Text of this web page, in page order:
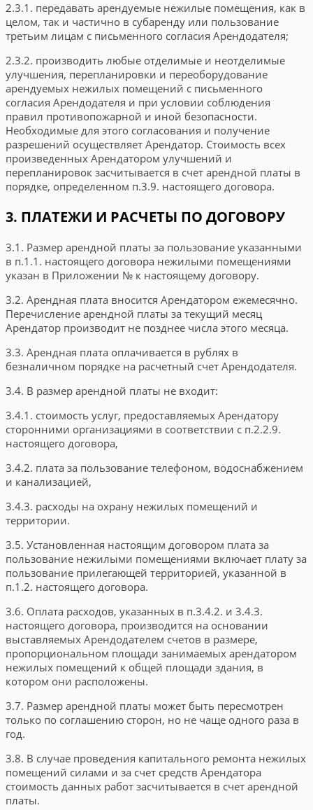
2.3.1. передавать арендуемые нежилые помещения, как в
целом, так и частично в субаренду или пользование
третьим лицам с письменного согласия Арендодателя;
2.3.2. производить любые отделимые и неотделимые
улучшения, перепланировки и переоборудование
арендуемых нежилых помещений с письменного
согласия Арендодателя и при условии соблюдения
правил противопожарной и иной безопасности.
Необходимые для этого согласования и получение
разрешений осуществляет Арендатор. Стоимость всех
произведенных Арендатором улучшений и
перепланировок засчитывается в счет арендной платы в
порядке, определенном п.3.9. настоящего договора.
3. ПЛАТЕЖИ И РАСЧЕТЫ ПО ДОГОВОРУ
3.1. Размер арендной платы за пользование указанными
в п.1.1. настоящего договора нежилыми помещениями
указан в Приложении № к настоящему договору.
3.2. Арендная плата вносится Арендатором ежемесячно.
Перечисление арендной платы за текущий месяц
Арендатор производит не позднее числа этого месяца.
3.3. Арендная плата оплачивается в рублях в
безналичном порядке на расчетный счет Арендодателя.
3.4. В размер арендной платы не входит:
3.4.1. стоимость услуг, предоставляемых Арендатору
сторонними организациями в соответствии с п.2.2.9.
настоящего договора,
3.4.2. плата за пользование телефоном, водоснабжением
и канализацией,
3.4.3. расходы на охрану нежилых помещений и
территории.
3.5. Установленная настоящим договором плата за
пользование нежилыми помещениями включает плату за
пользование прилегающей территорией, указанной в
п.1.2. настоящего договора.
3.6. Оплата расходов, указанных в п.3.4.2. и 3.4.3.
настоящего договора, производится на основании
выставляемых Арендодателем счетов в размере,
пропорциональном площади занимаемых арендатором
нежилых помещений к общей площади здания, в
котором они расположены.
3.7. Размер арендной платы может быть пересмотрен
только по соглашению сторон, но не чаще одного раза в
год.
3.8. В случае проведения капитального ремонта нежилых
помещений силами и за счет средств Арендатора
стоимость данных работ засчитывается в счет арендной
платы.